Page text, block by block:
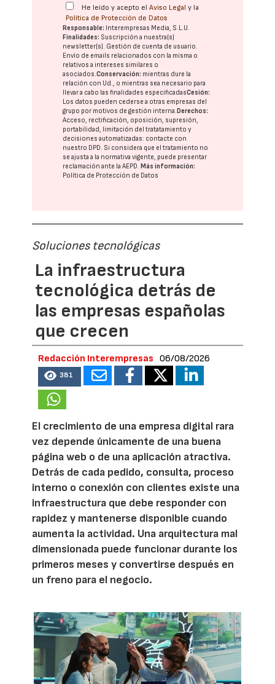
He leído y acepto elAviso Legal y la
Política de Protección de Datos
Responsable: Interempresas Media, S.L.U.
Finalidades: Suscripción a nuestra(s)
newsletter(s). Gestión de cuenta de usuario.
Envío de emails relacionados con la misma o
relativos a intereses similares o
asociados.Conservación: mientras dure la
relación con Ud., o mientras sea necesario para
llevar a cabo las finalidades especificadasCesión:
Los datos pueden cederse a otras empresas del
grupo por motivos de gestión interna. Derechos:
Acceso, rectificación, oposición, supresión,
portabilidad, limitación del tratatamiento y
decisiones automatizadas: contacte con
nuestro DPD. Si considera que el tratamiento no
se ajusta a la normativa vigente, puede presentar
reclamación ante laAEPD. Más información:
Política de Protección de Datos
Soluciones tecnológicas
La infraestructura
tecnológica detrás de
las empresas españolas
que crecen
Redacción Interempresas 06/08/2026
381
El crecimiento de una empresa digital rara
vez depende únicamente de una buena
página web o de una aplicación atractiva.
Detrás de cada pedido, consulta, proceso
interno o conexión con clientes existe una
infraestructura que debe responder con
rapidez y mantenerse disponible cuando
aumenta la actividad. Una arquitectura mal
dimensionada puede funcionar durante los
primeros meses y convertirse después en
un freno para el negocio.